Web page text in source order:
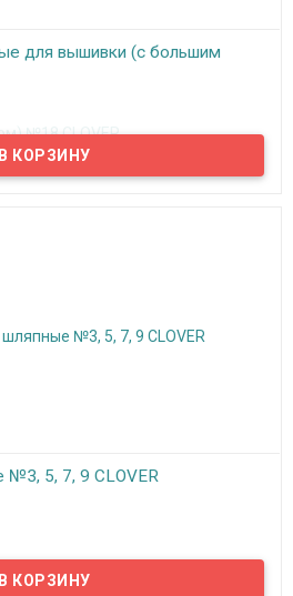
для вышивки (с большим
покрытие и уникальную
вдевание нити.
широкое ушко - идеальны для
№3, 5, 7, 9 CLOVER
вдевание нити.
Применяются при сшивании прочных
чем обычные швейные иглы.